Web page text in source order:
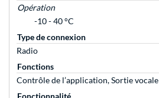
Opération
-10 - 40 °C
Type de connexion
Radio
Fonctions
Contrôle de l’application, Sortie vocale
Fonctionnalité